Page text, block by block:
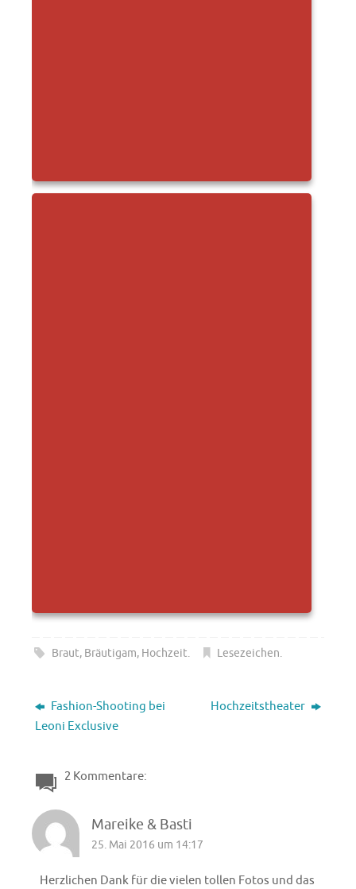
Braut, Bräutigam, Hochzeit. Lesezeichen.
Fashion-Shooting bei
Leoni Exclusive
Hochzeitstheater
2 Kommentare:
Mareike & Basti
25. Mai 2016 um 14:17
Herzlichen Dank für die vielen tollen Fotos und das